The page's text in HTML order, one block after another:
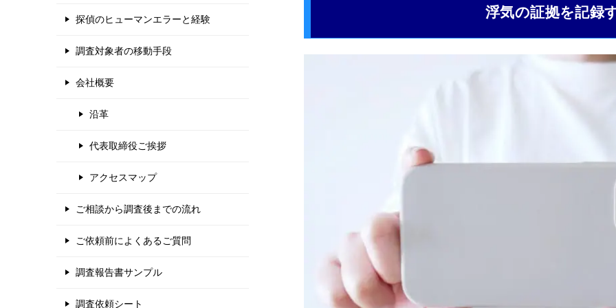
浮気の証拠を記録
探偵のヒューマンエラーと経験
調査対象者の移動手段
会社概要
沿革
代表取締役ご挨拶
アクセスマップ
ご相談から調査後までの流れ
ご依頼前によくあるご質問
調査報告書サンプル
調査依頼シート